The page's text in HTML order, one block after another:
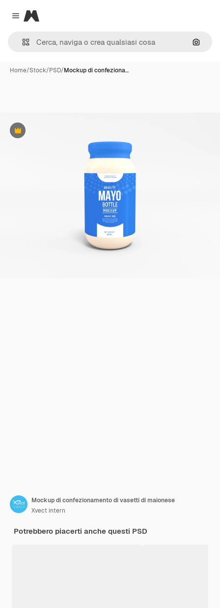
Close menu
Magnific
Cerca
Home/Stock/PSD/Mockup di confeziona…
Premium
Mockup di confezionamento di vasetti di maionese
Xvect intern
Potrebbero piacerti anche questi PSD